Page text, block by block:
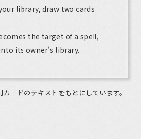
library, draw two cards
the target of a spell,
its owner's library.
ードのテキストをもとにしています。